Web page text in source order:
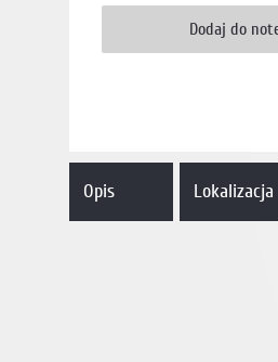
Opis Lokalizacja